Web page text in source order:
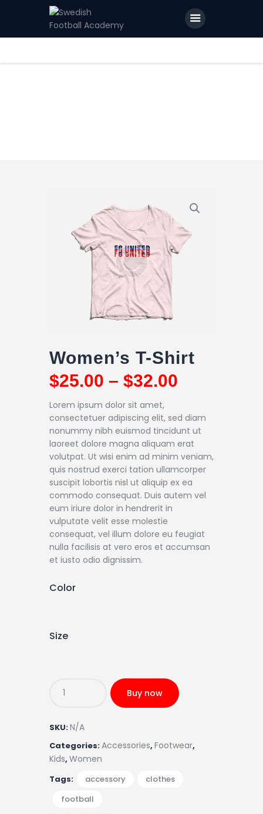
Home
Features
Women’s T-Shirt
$25.00 – $32.00
Lorem ipsum dolor sit amet,
consectetuer adipiscing elit, sed diam
nonummy nibh euismod tincidunt ut
laoreet dolore magna aliquam erat
volutpat. Ut wisi enim ad minim veniam,
quis nostrud exerci tation ullamcorper
suscipit lobortis nisl ut aliquip ex ea
commodo consequat. Duis autem vel
eum iriure dolor in hendrerit in
vulputate velit esse molestie
consequat, vel illum dolore eu feugiat
nulla facilisis at vero eros et accumsan
et iusto odio dignissim.
Color
Size
Buy now
SKU:N/A
Categories:Accessories, Footwear,
Kids, Women
Tags: accessory clothes
football